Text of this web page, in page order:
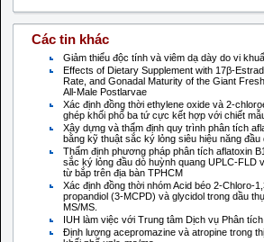
Các tin khác
Giảm thiểu độc tính và viêm dạ dày do vi
Effects of Dietary Supplement with 17β-
Rate, and Gonadal Maturity of the Giant
All-Male Postlarvae
Xác định đồng thời ethylene oxide và 2-
ghép khối phổ ba tứ cực kết hợp với chiết
Xây dựng và thẩm định quy trình phân tích
bằng kỹ thuật sắc ký lỏng siêu hiệu năng đầu
Thẩm định phương pháp phân tích aflatoxin
sắc ký lỏng đầu dò huỳnh quang UPLC-FLD
từ bắp trên địa bàn TPHCM
Xác định đồng thời nhóm Acid béo 2-Chloro-
propandiol (3-MCPD) và glycidol trong dầu
MS/MS.
IUH làm việc với Trung tâm Dịch vụ Phân
Định lượng acepromazine và atropine trong